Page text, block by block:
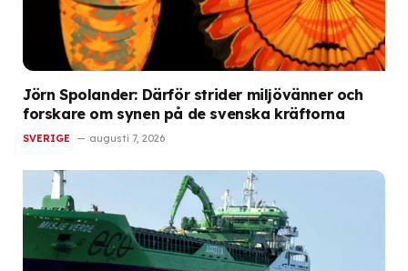
Jörn Spolander: Därför strider miljövänner och
forskare om synen på de svenska kräftorna
SVERIGE augusti 7, 2026